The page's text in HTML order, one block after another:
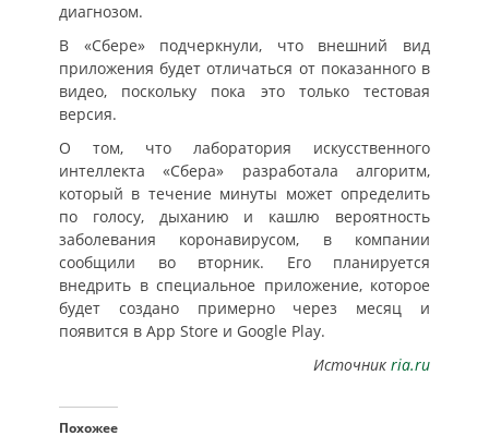
диагнозом.
В «Сбере» подчеркнули, что внешний вид
приложения будет отличаться от показанного в
видео, поскольку пока это только тестовая
версия.
О том, что лаборатория искусственного
интеллекта «Сбера» разработала алгоритм,
который в течение минуты может определить
по голосу, дыханию и кашлю вероятность
заболевания коронавирусом, в компании
сообщили во вторник. Его планируется
внедрить в специальное приложение, которое
будет создано примерно через месяц и
появится в App Store и Google Play.
Источник ria.ru
Похожее